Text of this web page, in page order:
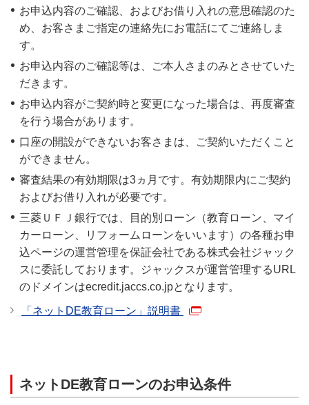
お申込内容のご確認、およびお借り入れの意思確認のた
め、お客さまご指定の連絡先にお電話にてご連絡しま
す。
お申込内容のご確認等は、ご本人さまのみとさせていた
だきます。
お申込内容がご契約時と変更になった場合は、再度審査
を行う場合があります。
口座の開設ができないお客さまは、ご契約いただくこと
ができません。
審査結果の有効期限は3ヵ月です。有効期限内にご契約
およびお借り入れが必要です。
三菱ＵＦＪ銀行では、目的別ローン（教育ローン、マイ
カーローン、リフォームローンをいいます）の各種お申
込ページの運営管理を保証会社である株式会社ジャック
スに委託しております。ジャックスが運営管理するURL
のドメインはecredit.jaccs.co.jpとなります。
「ネットDE教育ローン」説明書
ネットDE教育ローンのお申込条件